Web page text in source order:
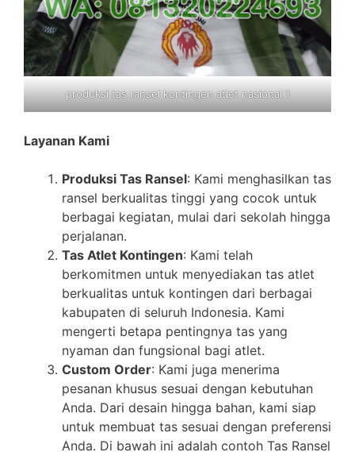
produksi tas ransel kontingen atlet nasional 1
Layanan Kami
Produksi Tas Ransel: Kami menghasilkan tas
ransel berkualitas tinggi yang cocok untuk
berbagai kegiatan, mulai dari sekolah hingga
perjalanan.
Tas Atlet Kontingen: Kami telah
berkomitmen untuk menyediakan tas atlet
berkualitas untuk kontingen dari berbagai
kabupaten di seluruh Indonesia. Kami
mengerti betapa pentingnya tas yang
nyaman dan fungsional bagi atlet.
Custom Order: Kami juga menerima
pesanan khusus sesuai dengan kebutuhan
Anda. Dari desain hingga bahan, kami siap
untuk membuat tas sesuai dengan preferensi
Anda. Di bawah ini adalah contoh Tas Ransel